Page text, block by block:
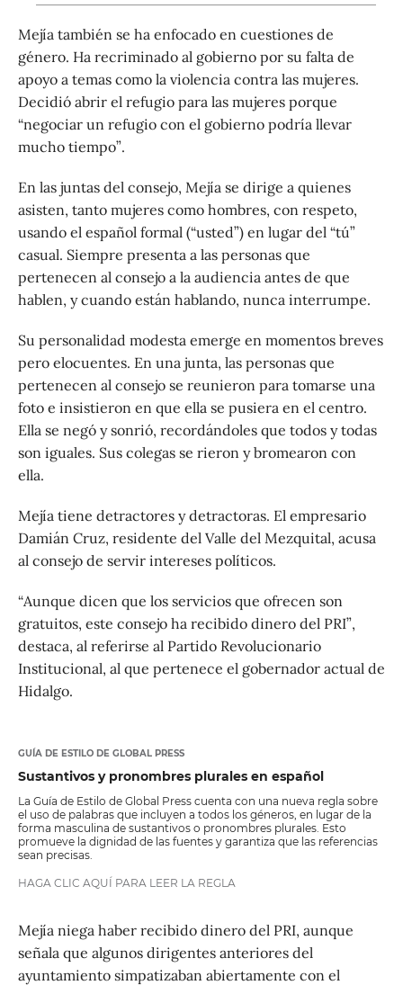
Mejía también se ha enfocado en cuestiones de
género. Ha recriminado al gobierno por su falta de
apoyo a temas como la violencia contra las mujeres.
Decidió abrir el refugio para las mujeres porque
“negociar un refugio con el gobierno podría llevar
mucho tiempo”.
En las juntas del consejo, Mejía se dirige a quienes
asisten, tanto mujeres como hombres, con respeto,
usando el español formal (“usted”) en lugar del “tú”
casual. Siempre presenta a las personas que
pertenecen al consejo a la audiencia antes de que
hablen, y cuando están hablando, nunca interrumpe.
Su personalidad modesta emerge en momentos breves
pero elocuentes. En una junta, las personas que
pertenecen al consejo se reunieron para tomarse una
foto e insistieron en que ella se pusiera en el centro.
Ella se negó y sonrió, recordándoles que todos y todas
son iguales. Sus colegas se rieron y bromearon con
ella.
Mejía tiene detractores y detractoras. El empresario
Damián Cruz, residente del Valle del Mezquital, acusa
al consejo de servir intereses políticos.
“Aunque dicen que los servicios que ofrecen son
gratuitos, este consejo ha recibido dinero del PRI”,
destaca, al referirse al Partido Revolucionario
Institucional, al que pertenece el gobernador actual de
Hidalgo.
GUÍA DE ESTILO DE GLOBAL PRESS
Sustantivos y pronombres plurales en español
La Guía de Estilo de Global Press cuenta con una nueva regla sobre
el uso de palabras que incluyen a todos los géneros, en lugar de la
forma masculina de sustantivos o pronombres plurales. Esto
promueve la dignidad de las fuentes y garantiza que las referencias
sean precisas.
HAGA CLIC AQUÍ PARA LEER LA REGLA
Mejía niega haber recibido dinero del PRI, aunque
señala que algunos dirigentes anteriores del
ayuntamiento simpatizaban abiertamente con el